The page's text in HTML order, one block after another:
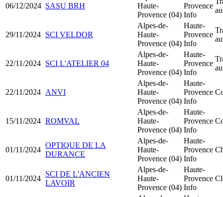
06/12/2024 SASU BRH
Haute-
Provence (04)
Provence
Info
29/11/2024 SCI VELDOR
Alpes-de-
Haute-
Provence (04)
Haute-
Provence
Info
22/11/2024 SCI L'ATELIER 04
Alpes-de-
Haute-
Provence (04)
Haute-
Provence
Info
22/11/2024 ANVI
Alpes-de-
Haute-
Provence (04)
Haute-
Provence
Info
15/11/2024 ROMVAL
Alpes-de-
Haute-
Provence (04)
Haute-
Provence
Info
01/11/2024
OPTIQUE DE LA
DURANCE
Alpes-de-
Haute-
Provence (04)
Haute-
Provence
Info
01/11/2024
SCI DE L'ANCIEN
LAVOIR
Alpes-de-
Haute-
Provence (04)
Haute-
Provence
Info